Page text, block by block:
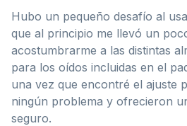
Hubo un pequeño desafío al
que al principio me llevó un
acostumbrarme a las distintas
para los oídos incluidas en el
una vez que encontré el ajuste
ningún problema y ofrecieron
seguro.